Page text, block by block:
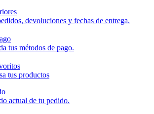
devoluciones y fechas de entrega.
tus métodos de pago.
tus productos
actual de tu pedido.